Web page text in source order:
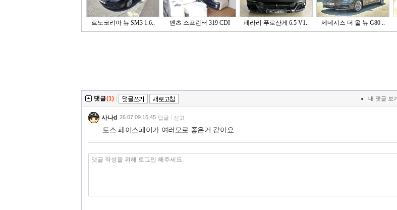
르노코리아 뉴 SM3 1.6.. 벤츠 스프린터 319 CDI 페라리 푸로산게 6.5 V1.. 제네시스 더 올 뉴 G80 ..
댓글(1) 내 댓글 보기
사나d 26.07.09 16:45 답글 신고
토스 페이스페이가 여러모로 좋은거 같아요